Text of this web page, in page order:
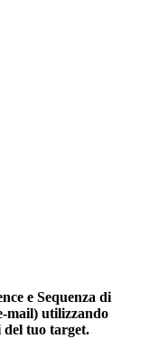
e Sequenza di
mail) utilizzando
del tuo target.